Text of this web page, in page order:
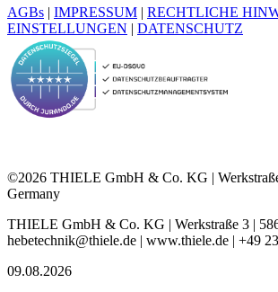
AGBs | IMPRESSUM | RECHTLICHE
EINSTELLUNGEN | DATENSCHUTZ
©2026 THIELE GmbH & Co. KG |
Germany
THIELE GmbH & Co. KG | Werkstraße 3 |
hebetechnik@thiele.de | www.thiele.de | +49
09.08.2026